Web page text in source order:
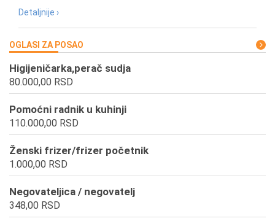
Detaljnije ›
OGLASI ZA POSAO
Higijeničarka,perač sudja
80.000,00 RSD
Pomoćni radnik u kuhinji
110.000,00 RSD
Ženski frizer/frizer početnik
1.000,00 RSD
Negovateljica / negovatelj
348,00 RSD